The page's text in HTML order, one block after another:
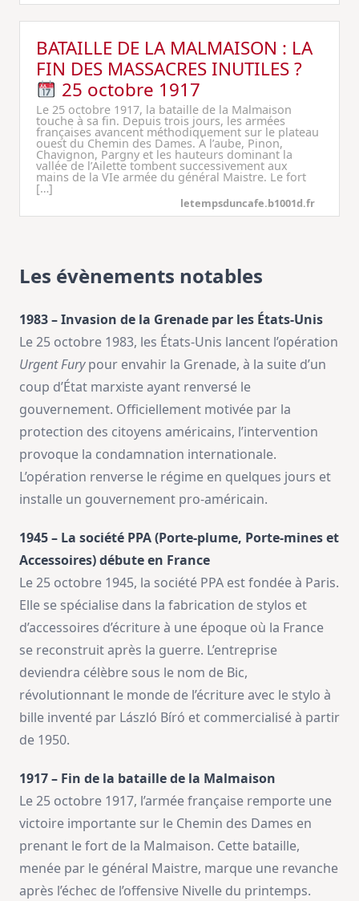
BATAILLE DE LA MALMAISON : LA
FIN DES MASSACRES INUTILES ?
25 octobre 1917
Le 25 octobre 1917, la bataille de la Malmaison
touche à sa fin. Depuis trois jours, les armées
françaises avancent méthodiquement sur le plateau
ouest du Chemin des Dames. À l’aube, Pinon,
Chavignon, Pargny et les hauteurs dominant la
vallée de l’Ailette tombent successivement aux
mains de la VIe armée du général Maistre. Le fort
[…]
letempsduncafe.b1001d.fr
Les évènements notables
1983 – Invasion de la Grenade par les États-Unis
Le 25 octobre 1983, les États-Unis lancent l’opération
Urgent Furypour envahir la Grenade, à la suite d’un
coup d’État marxiste ayant renversé le
gouvernement. Officiellement motivée par la
protection des citoyens américains, l’intervention
provoque la condamnation internationale.
L’opération renverse le régime en quelques jours et
installe un gouvernement pro-américain.
1945 – La société PPA (Porte-plume, Porte-mines et
Accessoires) débute en France
Le 25 octobre 1945, la société PPA est fondée à Paris.
Elle se spécialise dans la fabrication de stylos et
d’accessoires d’écriture à une époque où la France
se reconstruit après la guerre. L’entreprise
deviendra célèbre sous le nom de Bic,
révolutionnant le monde de l’écriture avec le stylo à
bille inventé par László Bíró et commercialisé à partir
de 1950.
1917 – Fin de la bataille de la Malmaison
Le 25 octobre 1917, l’armée française remporte une
victoire importante sur le Chemin des Dames en
prenant le fort de la Malmaison. Cette bataille,
menée par le général Maistre, marque une revanche
après l’échec de l’offensive Nivelle du printemps.